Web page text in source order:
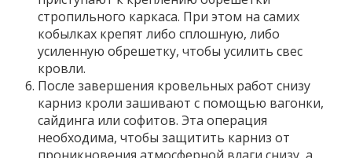
стропильного каркаса. При этом на самих
кобылках крепят либо сплошную, либо
усиленную обрешетку, чтобы усилить свес
кровли.
После завершения кровельных работ снизу
карниз кроли зашивают с помощью вагонки,
сайдинга или софитов. Эта операция
необходима, чтобы защитить карниз от